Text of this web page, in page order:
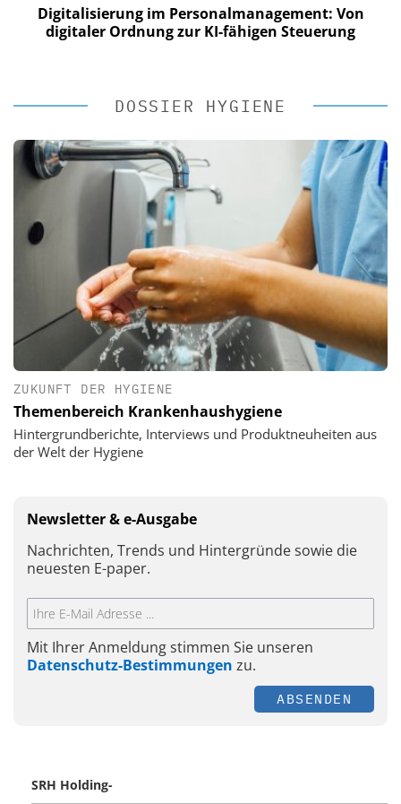
Digitalisierung im Personalmanagement: Von
digitaler Ordnung zur KI-fähigen Steuerung
DOSSIER HYGIENE
ZUKUNFT DER HYGIENE
Themenbereich Krankenhaushygiene
Hintergrundberichte, Interviews und Produktneuheiten aus
der Welt der Hygiene
Newsletter & e-Ausgabe
Nachrichten, Trends und Hintergründe sowie die
neuesten E-paper.
Mit Ihrer Anmeldung stimmen Sie unseren
Datenschutz-Bestimmungen zu.
ABSENDEN
SRH Holding-